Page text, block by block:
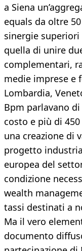
a Siena
equals da oltre
sinergie superiori
quella di unire
complementari,
medie imprese e
Lombardia,
Bpm parlavano
costo e più di
una creazione di
progetto
europea del
condizione
wealth
tassi destinati a
Ma il vero
documento